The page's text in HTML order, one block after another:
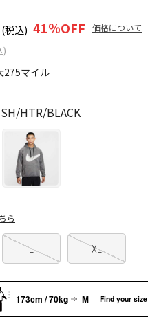
275マイル
)
(税込) 41％OFF 価格について
HTR/BLACK
L XL
ら
173cm / 70kg M Find your size